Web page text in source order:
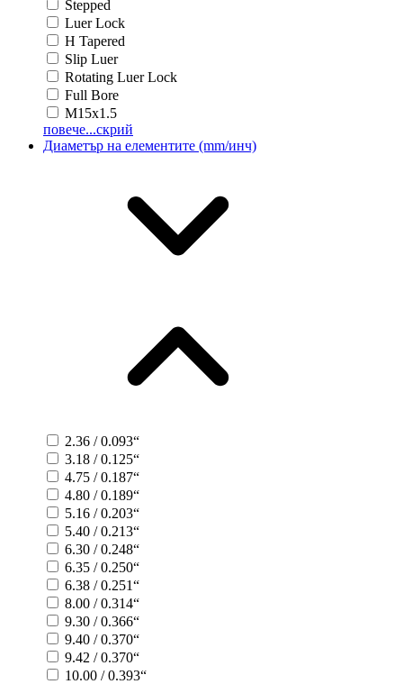
Stepped
Luer Lock
H Tapered
Slip Luer
Rotating Luer Lock
Full Bore
M15x1.5
повече...скрий
Диаметър на елементите (mm/инч)
2.36 / 0.093“
3.18 / 0.125“
4.75 / 0.187“
4.80 / 0.189“
5.16 / 0.203“
5.40 / 0.213“
6.30 / 0.248“
6.35 / 0.250“
6.38 / 0.251“
8.00 / 0.314“
9.30 / 0.366“
9.40 / 0.370“
9.42 / 0.370“
10.00 / 0.393“